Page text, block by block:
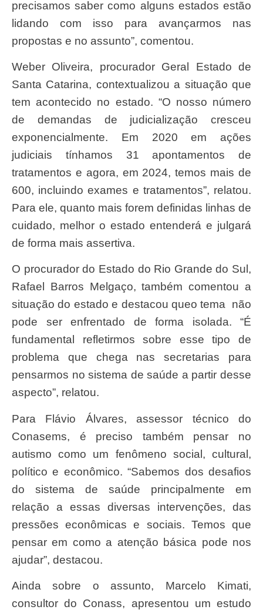
precisamos saber como alguns estados estão
lidando com isso para avançarmos nas
propostas e no assunto”, comentou.
Weber Oliveira, procurador Geral Estado de
Santa Catarina, contextualizou a situação que
tem acontecido no estado. “O nosso número
de demandas de judicialização cresceu
exponencialmente. Em 2020 em ações
judiciais tínhamos 31 apontamentos de
tratamentos e agora, em 2024, temos mais de
600, incluindo exames e tratamentos”, relatou.
Para ele, quanto mais forem definidas linhas de
cuidado, melhor o estado entenderá e julgará
de forma mais assertiva.
O procurador do Estado do Rio Grande do Sul,
Rafael Barros Melgaço, também comentou a
situação do estado e destacou queo tema não
pode ser enfrentado de forma isolada. “É
fundamental refletirmos sobre esse tipo de
problema que chega nas secretarias para
pensarmos no sistema de saúde a partir desse
aspecto”, relatou.
Para Flávio Álvares, assessor técnico do
Conasems, é preciso também pensar no
autismo como um fenômeno social, cultural,
político e econômico. “Sabemos dos desafios
do sistema de saúde principalmente em
relação a essas diversas intervenções, das
pressões econômicas e sociais. Temos que
pensar em como a atenção básica pode nos
ajudar”, destacou.
Ainda sobre o assunto, Marcelo Kimati,
consultor do Conass, apresentou um estudo